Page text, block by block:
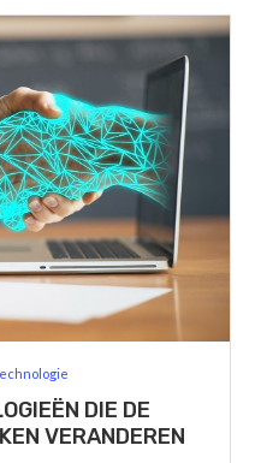
DIE DE
VERANDEREN